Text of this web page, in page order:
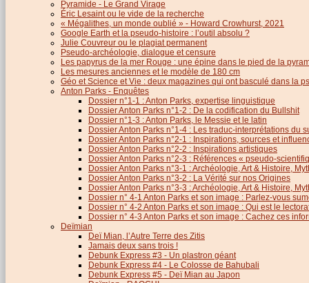
Pyramide - Le Grand Virage
Éric Lesaint ou le vide de la recherche
« Mégalithes, un monde oublié » - Howard Crowhurst, 2021
Google Earth et la pseudo-histoire : l’outil absolu ?
Julie Couvreur ou le plagiat permanent
Pseudo-archéologie, dialogue et censure
Les papyrus de la mer Rouge : une épine dans le pied de la
Les mesures anciennes et le modèle de 180 cm
Géo et Science et Vie : deux magazines qui ont basculé dans la
Anton Parks - Enquêtes
Dossier n°1-1 : Anton Parks, expertise linguistique
Dossier Anton Parks n°1-2 : De la codification du Bullshit
Dossier n°1-3 : Anton Parks, le Messie et le latin
Dossier Anton Parks n°1-4 : Les traduc-interprétations du
Dossier Anton Parks n°2-1 : Inspirations, sources et
Dossier Anton Parks n°2-2 : Inspirations artistiques
Dossier Anton Parks n°2-3 : Références « pseudo-
Dossier Anton Parks n°3-1 : Archéologie, Art & Histoire,
Dossier Anton Parks n°3-2 : La Vérité sur nos Origines
Dossier Anton Parks n°3-3 : Archéologie, Art & Histoire,
Dossier n° 4-1 Anton Parks et son image : Parlez-vous
Dossier n° 4-2 Anton Parks et son image : Qui est le
Dossier n° 4-3 Anton Parks et son image : Cachez ces
Deïmian
Deï Mian, l’Autre Terre des Zitis
Jamais deux sans trois !
Debunk Express #3 - Un plastron géant
Debunk Express #4 - Le Colosse de Bahubali
Debunk Express #5 - Deï Mian au Japon